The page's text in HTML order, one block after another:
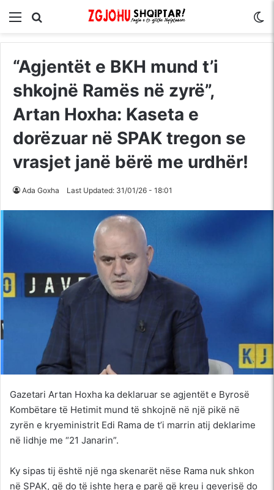
Menu
“Agjentët e BKH mund t’i
shkojnë Ramës në zyrë”,
Artan Hoxha: Kaseta e
dorëzuar në SPAK tregon se
vrasjet janë bërë me urdhër!
Ada Goxha Last Updated: 31/01/26 - 18:01
Gazetari Artan Hoxha ka deklaruar se agjentët e Byrosë
Kombëtare të Hetimit mund të shkojnë në një pikë në
zyrën e kryeministrit Edi Rama de t’i marrin atij deklarime
në lidhje me “21 Janarin”.
Ky sipas tij është një nga skenarët nëse Rama nuk shkon
në SPAK, që do të ishte hera e parë që kreu i qeverisë do